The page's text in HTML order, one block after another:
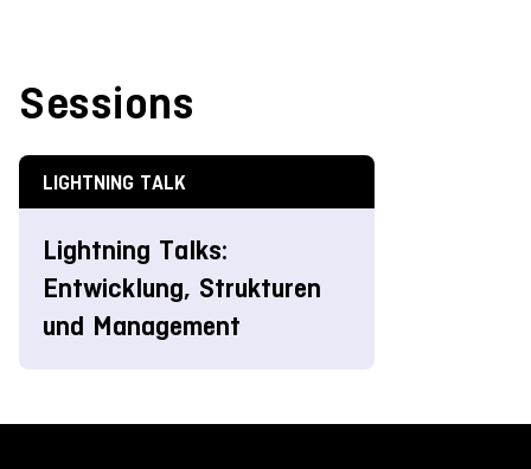
Sessions
LIGHTNING TALK
Lightning Talks:
Entwicklung, Strukturen
und Management